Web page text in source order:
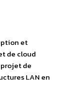
et
de cloud
de
LAN en